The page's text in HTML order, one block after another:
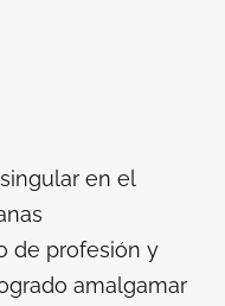
en el
de profesión y
amalgamar